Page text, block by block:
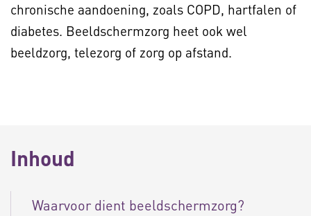
chronische aandoening, zoals COPD, hartfalen of
diabetes. Beeldschermzorg heet ook wel
beeldzorg, telezorg of zorg op afstand.
Inhoud
Waarvoor dient beeldschermzorg?